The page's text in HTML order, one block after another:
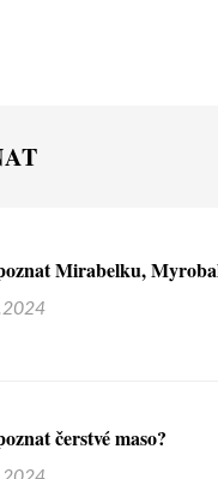
Mirabelku,
čerstvé maso?